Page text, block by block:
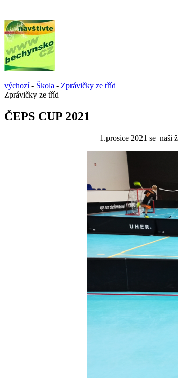
výchozí- Škola - Zprávičky ze tříd
Zprávičky ze tříd
ČEPS CUP 2021
1.prosice 2021 se naši